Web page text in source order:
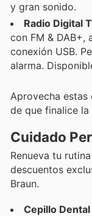
y gran sonido.
Radio Digital
con FM & DAB+,
conexión USB.
alarma.
Aprovecha
de que finalice
Cuidado
Renueva tu
descuentos
Braun.
Cepillo